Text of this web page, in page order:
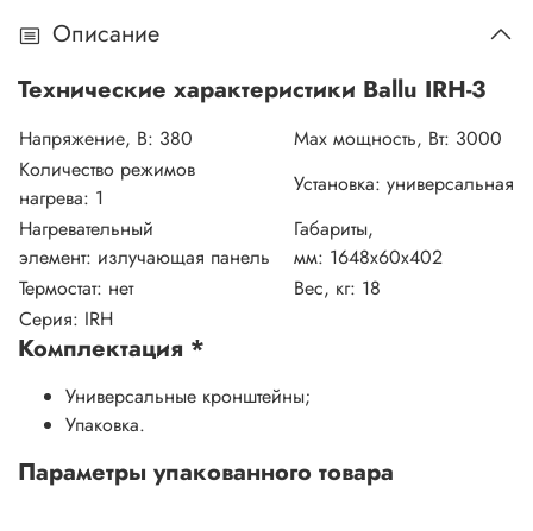
Описание
Технические характеристики Ballu IRH-3
Напряжение, В: 380 Max мощность, Вт: 3000
Количество режимов
нагрева: 1
Установка: универсальная
Нагревательный
элемент: излучающая панель
Габариты,
мм: 1648x60х402
Термостат: нет
Вес, кг: 18
Серия: IRH
Комплектация *
Универсальные кронштейны;
Упаковка.
Параметры упакованного товара